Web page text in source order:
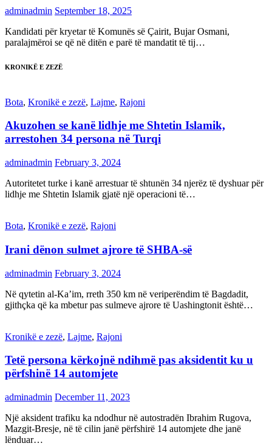
adminadmin September 18, 2025
Kandidati për kryetar të Komunës së Çairit, Bujar Osmani,
paralajmëroi se që në ditën e parë të mandatit të tij…
KRONIKË E ZEZË
Bota, Kronikë e zezë, Lajme, Rajoni
Akuzohen se kanë lidhje me Shtetin Islamik,
arrestohen 34 persona në Turqi
adminadmin February 3, 2024
Autoritetet turke i kanë arrestuar të shtunën 34 njerëz të dyshuar për
lidhje me Shtetin Islamik gjatë një operacioni të…
Bota, Kronikë e zezë, Rajoni
Irani dënon sulmet ajrore të SHBA-së
adminadmin February 3, 2024
Në qytetin al-Ka’im, rreth 350 km në veriperëndim të Bagdadit,
gjithçka që ka mbetur pas sulmeve ajrore të Uashingtonit është…
Kronikë e zezë, Lajme, Rajoni
Tetë persona kërkojnë ndihmë pas aksidentit ku u
përfshinë 14 automjete
adminadmin December 11, 2023
Një aksident trafiku ka ndodhur në autostradën Ibrahim Rugova,
Mazgit-Bresje, në të cilin janë përfshirë 14 automjete dhe janë
lënduar…